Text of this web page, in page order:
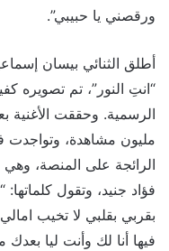
ورقصني يا حبيبي”.
أطلق الثنائي بيسان
“انتِ النور”، تم تصويره
الرائجة على المنصة،
فؤاد جنيد، وتقول
بقربي بقلبي لا تخيب
فيها أنا لك وأنت ليا بعدك